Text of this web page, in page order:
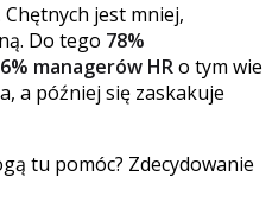
jest mniej,
Do tego 78%
managerów HRo tym wie
a później się zaskakuje
tu pomóc? Zdecydowanie